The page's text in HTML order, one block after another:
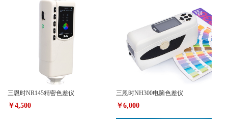
三恩时NR145精密色差仪
￥4,500
三恩时NH300电脑色差仪
￥6,000